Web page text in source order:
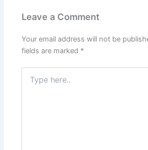
Leave a Comment
Your email address will not be
fields are marked *
here..